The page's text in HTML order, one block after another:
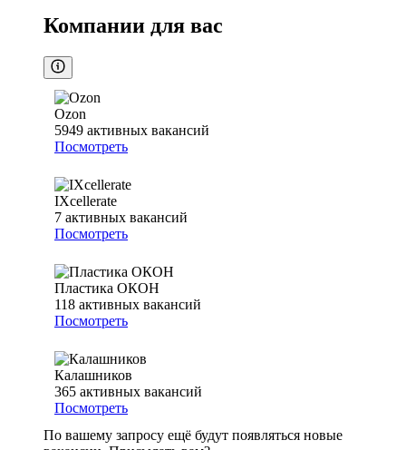
Компании для вас
Ozon
5949 активных вакансий
Посмотреть
IXcellerate
7 активных вакансий
Посмотреть
Пластика ОКОН
118 активных вакансий
Посмотреть
Калашников
365 активных вакансий
Посмотреть
По вашему запросу ещё будут появляться новые